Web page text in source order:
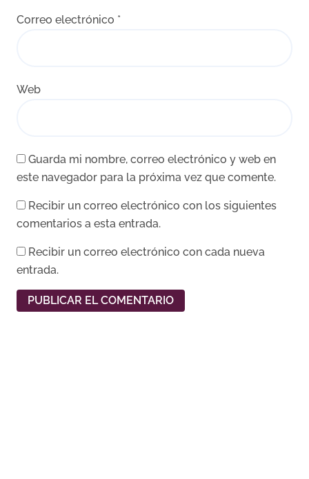
Correo electrónico *
Web
Guarda mi nombre, correo electrónico y web en
este navegador para la próxima vez que comente.
Recibir un correo electrónico con los siguientes
comentarios a esta entrada.
Recibir un correo electrónico con cada nueva
entrada.